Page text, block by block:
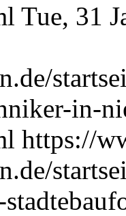
Tue, 31
in-
https://